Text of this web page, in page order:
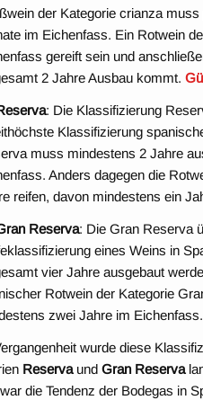
der Kategorie crianza
im Eichenfass. Ein Rotwein
gereift sein und
2 Jahre Ausbau kommt.
: Die Klassifizierung
Klassifizierung
muss mindestens 2 Jahre
Anders dagegen die
reifen, davon mindestens ein
Reserva: Die Gran Reserva
eines Weins in
vier Jahre ausgebaut
Rotwein der Kategorie
zwei Jahre im Eichenfass.
wurde diese
ReservaundGran Reserva
die Tendenz der Bodegas in